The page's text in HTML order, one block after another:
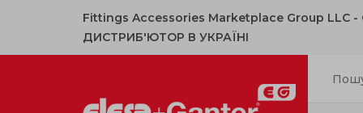
Fittings Accessories Marketplace Group LLC
ДИСТРИБ'ЮТОР В УКРАЇНІ